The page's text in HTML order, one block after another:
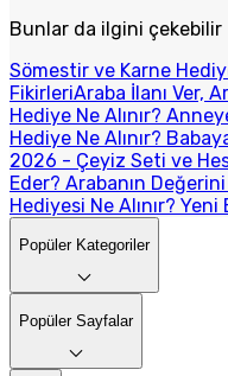
Bunlar da ilgini çekebilir
Sömestir ve Karne
FikirleriAraba İlanı Ver,
Hediye Ne Alınır?
Hediye Ne Alınır?
2026 - Çeyiz Seti ve
Eder? Arabanın
Hediyesi Ne Alınır?
Popüler Kategoriler
Popüler Sayfalar